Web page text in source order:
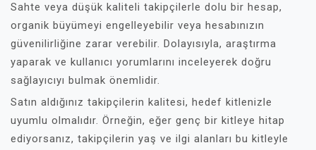
Sahte veya düşük kaliteli takipçilerle dolu bir hesap,
organik büyümeyi engelleyebilir veya hesabınızın
güvenilirliğine zarar verebilir. Dolayısıyla, araştırma
yaparak ve kullanıcı yorumlarını inceleyerek doğru
sağlayıcıyı bulmak önemlidir.
Satın aldığınız takipçilerin kalitesi, hedef kitlenizle
uyumlu olmalıdır. Örneğin, eğer genç bir kitleye hitap
ediyorsanız, takipçilerin yaş ve ilgi alanları bu kitleyle